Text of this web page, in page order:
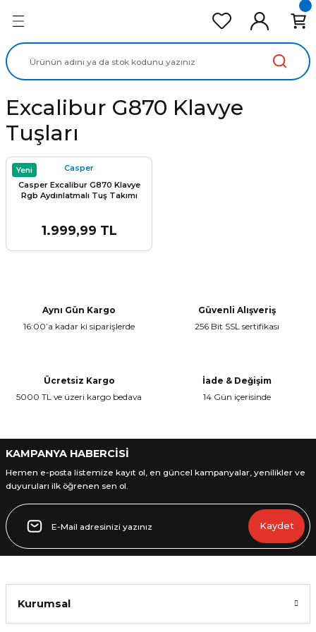
Ekran Panel
Data Kablo
Excalibur G870 Klavye
Tuşları
Yeni
Casper
Casper Excalibur G870 Klavye
Rgb Aydınlatmalı Tuş Takımı
1.999,99 TL
Aynı Gün Kargo
16:00’a kadar ki siparişlerde
Güvenli Alışveriş
256 Bit SSL sertifikası
Ücretsiz Kargo
5000 TL ve üzeri kargo bedava
İade & Değişim
14 Gün içerisinde
KAMPANYA HABERCİSİ
Hemen e-posta listemize kayıt ol, en güncel kampanyalar, yenilikler ve
duyuruları ilk öğrenen sen ol.
Kaydet
Kurumsal